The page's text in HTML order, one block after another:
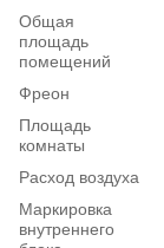
Общая
площадь
помещений
Фреон
Площадь
комнаты
Расход воздуха
Маркировка
внутреннего